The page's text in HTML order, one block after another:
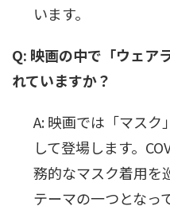
います。
Q: 映画の中で「ウェア
れていますか？
A: 映画では「マスク
して登場します。
務的なマスク着用を
テーマの一つとなっ